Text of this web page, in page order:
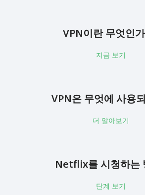
VPN이란 무엇인
지금 보기
VPN은 무엇에 사용
더 알아보기
Netflix를 시청하는
단계 보기